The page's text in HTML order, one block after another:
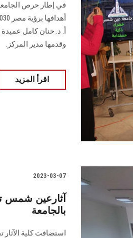
في إطار حرص
أ. د. حنان كامل عميدة
وقدمها مدير المركز.
اقرأ المزيد
2023-03-07
آثارعين شمس
بالجامعة
استضافت كلية